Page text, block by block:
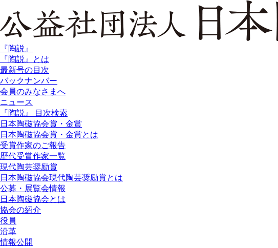
『陶説』
『陶説』とは
最新号の目次
バックナンバー
会員のみなさまへ
ニュース
『陶説』 目次検索
日本陶磁協会賞・金賞
日本陶磁協会賞・金賞とは
受賞作家のご報告
歴代受賞作家一覧
現代陶芸奨励賞
日本陶磁協会現代陶芸奨励賞とは
公募・展覧会情報
日本陶磁協会とは
協会の紹介
役員
沿革
情報公開